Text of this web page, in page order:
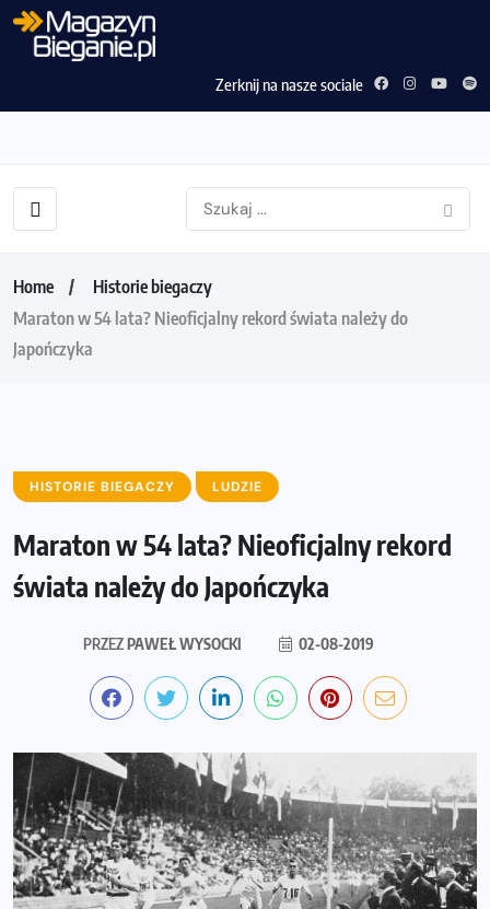
Zerknij na nasze sociale
Home
Historie biegaczy
Maraton w 54 lata? Nieoficjalny rekord świata należy do
Japończyka
HISTORIE BIEGACZY LUDZIE
Maraton w 54 lata? Nieoficjalny rekord
świata należy do Japończyka
PRZEZPAWEŁ WYSOCKI 02-08-2019